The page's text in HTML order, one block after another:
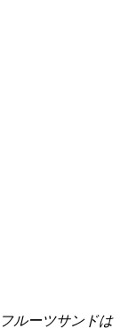
ルーツサンドは